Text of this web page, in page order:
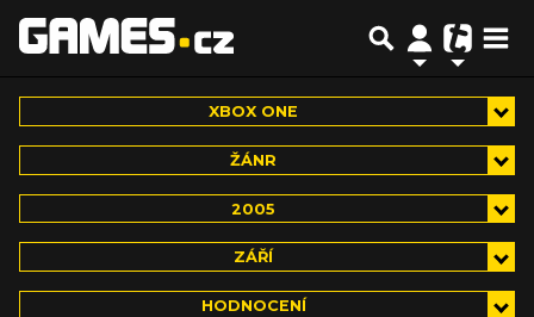
XBOX ONE
ŽÁNR
2005
ZÁŘÍ
HODNOCENÍ